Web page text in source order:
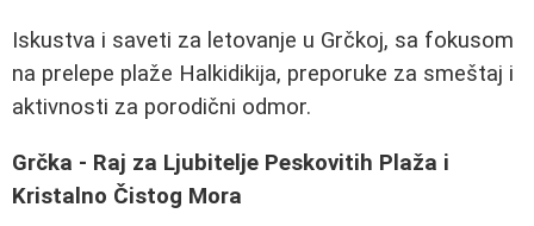
Iskustva i saveti za letovanje u Grčkoj, sa fokusom
na prelepe plaže Halkidikija, preporuke za smeštaj i
aktivnosti za porodični odmor.
Grčka - Raj za Ljubitelje Peskovitih Plaža i
Kristalno Čistog Mora